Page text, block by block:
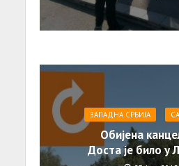
ЗАПАДНА СРБИЈА
Обијена
Доста је било у